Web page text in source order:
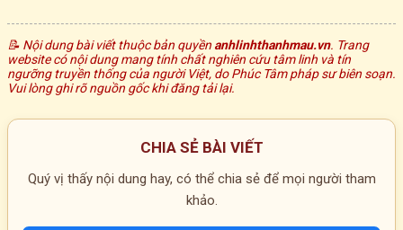
📝 Nội dung bài viết thuộc bản quyền anhlinhthanhmau.vn. Trang
website có nội dung mang tính chất nghiên cứu tâm linh và tín
ngưỡng truyền thống của người Việt, do Phúc Tâm pháp sư biên soạn.
Vui lòng ghi rõ nguồn gốc khi đăng tải lại.
CHIA SẺ BÀI VIẾT
Quý vị thấy nội dung hay, có thể chia sẻ để mọi người tham
khảo.